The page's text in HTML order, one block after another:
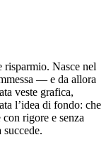
Nasce nel
— e da allora
veste grafica,
l’idea di fondo: che
rigore e senza